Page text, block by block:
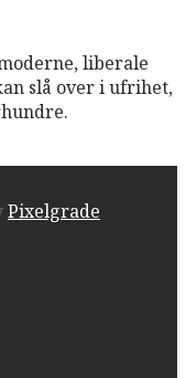
liberale
slå over i ufrihet,
Pixelgrade